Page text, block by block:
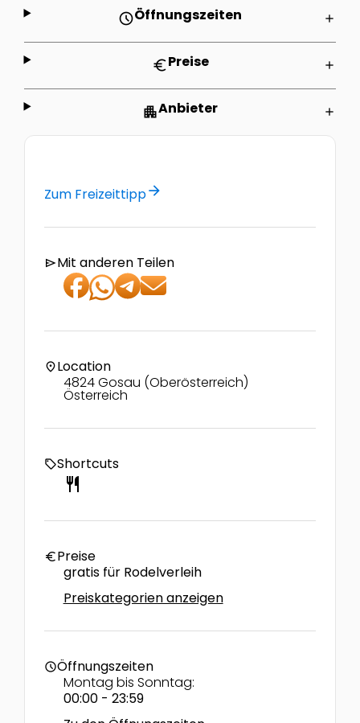
scheduleÖffnungszeiten add
euroPreise add
apartmentAnbieter add
Zum Freizeittipparrow_forward
sendMit anderen Teilen
location_onLocation
4824 Gosau (Oberösterreich)
Österreich
local_offerShortcuts
restaurant
euroPreise
gratis für Rodelverleih
Preiskategorien anzeigen
scheduleÖffnungszeiten
Montag bis Sonntag:
00:00 - 23:59